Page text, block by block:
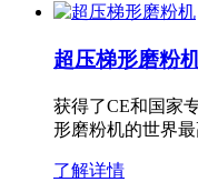
超压梯形磨粉
获得了CE和国家
形磨粉机的世界
了解详情